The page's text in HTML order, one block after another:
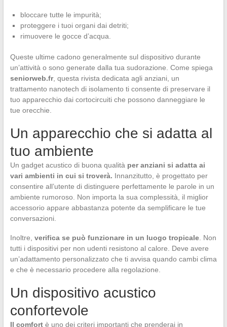
bloccare tutte le impurità;
proteggere i tuoi organi dai detriti;
rimuovere le gocce d’acqua.
Queste ultime cadono generalmente sul dispositivo durante
un’attività o sono generate dalla tua sudorazione. Come spiega
seniorweb.fr, questa rivista dedicata agli anziani, un
trattamento nanotech di isolamento ti consente di preservare il
tuo apparecchio dai cortocircuiti che possono danneggiare le
tue orecchie.
Un apparecchio che si adatta al
tuo ambiente
Un gadget acustico di buona qualità per anziani si adatta ai
vari ambienti in cui si troverà. Innanzitutto, è progettato per
consentire all’utente di distinguere perfettamente le parole in un
ambiente rumoroso. Non importa la sua complessità, il miglior
accessorio appare abbastanza potente da semplificare le tue
conversazioni.
Inoltre, verifica se può funzionare in un luogo tropicale. Non
tutti i dispositivi per non udenti resistono al calore. Deve avere
un’adattamento personalizzato che ti avvisa quando cambi clima
e che è necessario procedere alla regolazione.
Un dispositivo acustico
confortevole
Il comfortè uno dei criteri importanti che prenderai in